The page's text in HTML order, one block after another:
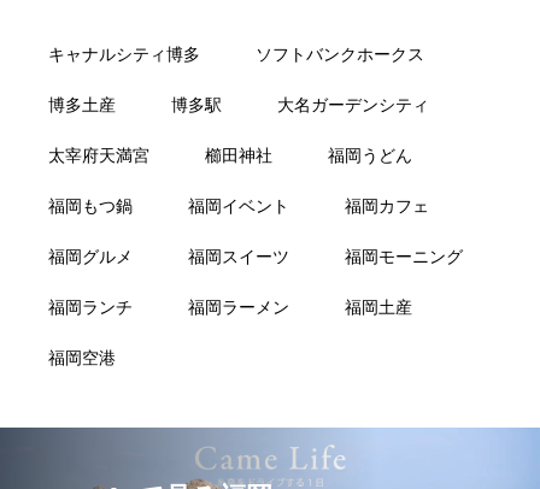
キャナルシティ博多 ソフトバンクホークス
博多土産 博多駅 大名ガーデンシティ
太宰府天満宮 櫛田神社 福岡うどん
福岡もつ鍋 福岡イベント 福岡カフェ
福岡グルメ 福岡スイーツ 福岡モーニング
福岡ランチ 福岡ラーメン 福岡土産
福岡空港